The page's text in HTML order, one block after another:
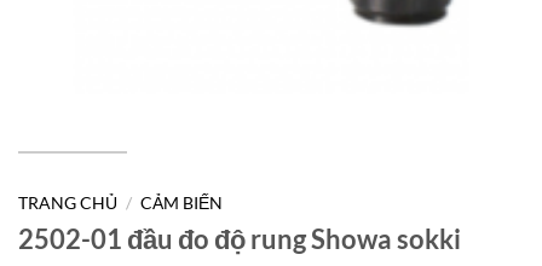
TRANG CHỦ / CẢM BIẾN
2502-01 đầu đo độ rung Showa sokki